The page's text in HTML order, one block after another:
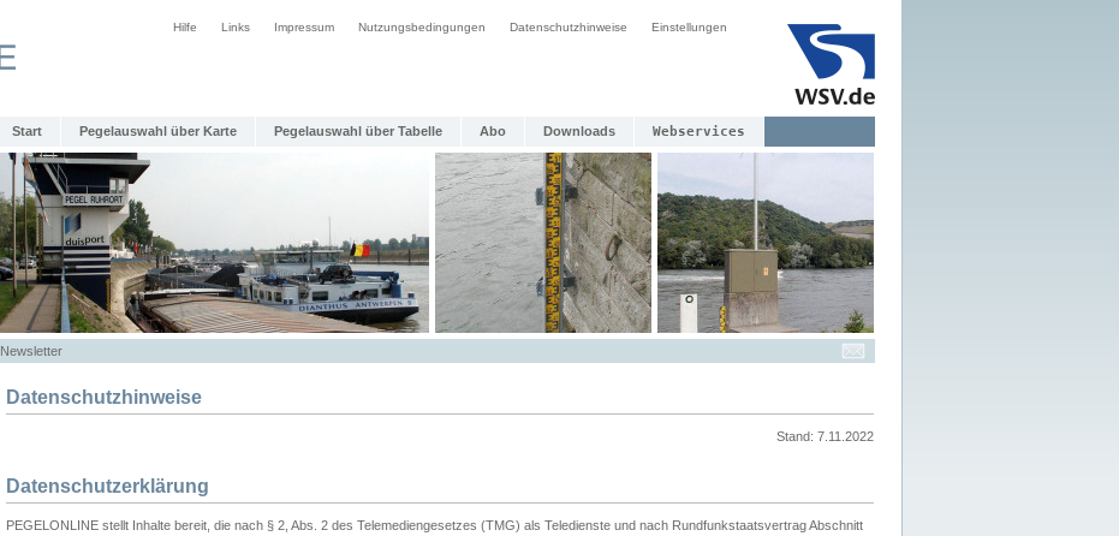
Hilfe Links Impressum Nutzungsbedingungen Datenschutzhinweise Einstellungen
Start Pegelauswahl über Karte Pegelauswahl über Tabelle Abo Downloads Webservices
Newsletter
Datenschutzhinweise
Stand: 7.11.2022
Datenschutzerklärung
PEGELONLINE stellt Inhalte bereit, die nach § 2, Abs. 2 des Telemediengesetzes (TMG) als Teledienste und nach Rundfunkstaatsvertrag Abschnitt